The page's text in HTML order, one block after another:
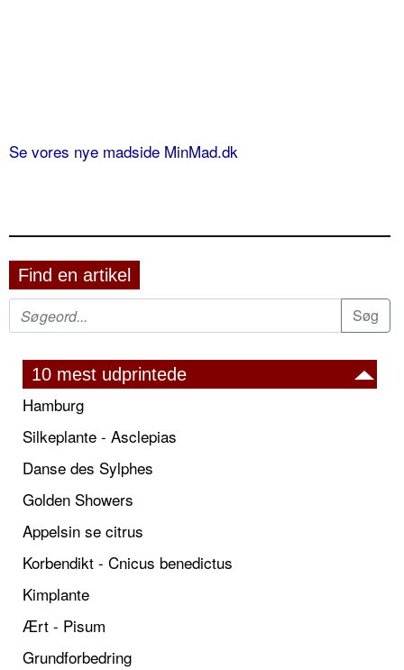
Se vores nye madside MinMad.dk
Find en artikel
10 mest udprintede
Hamburg
Silkeplante - Asclepias
Danse des Sylphes
Golden Showers
Appelsin se citrus
Korbendikt - Cnicus benedictus
Kimplante
Ært - Pisum
Grundforbedring